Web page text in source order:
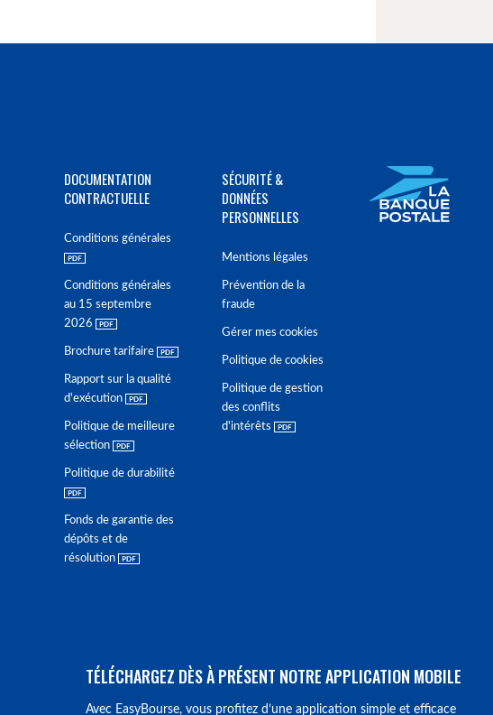
DOCUMENTATION
CONTRACTUELLE
Conditions générales
Conditions générales
au 15 septembre
2026
Brochure tarifaire
Rapport sur la qualité
d'exécution
Politique de meilleure
sélection
Politique de durabilité
Fonds de garantie des
dépôts et de
résolution
SÉCURITÉ &
DONNÉES
PERSONNELLES
Mentions légales
Prévention de la
fraude
Gérer mes cookies
Politique de cookies
Politique de gestion
des conflits
d'intérêts
TÉLÉCHARGEZ DÈS À PRÉSENT NOTRE APPLICATION MOBILE
Avec EasyBourse, vous profitez d’une application simple et efficace